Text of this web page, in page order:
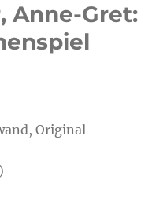
Anne-Gret:
Original